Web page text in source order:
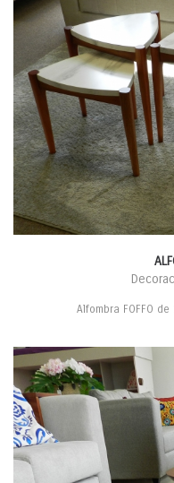
Alfombra FOFFO